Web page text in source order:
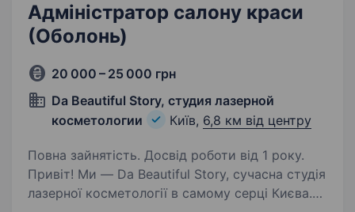
Адміністратор салону краси
(Оболонь)
20 000 – 25 000 грн
Da Beautiful Story, студия лазерной
косметологии
Київ, 6,8 км від центру
Повна зайнятість. Досвід роботи від 1 року.
Привіт! Ми — Da Beautiful Story, сучасна студія
лазерної косметології в самому серці Києва.